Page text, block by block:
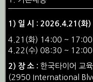
1) 일 시 : 2026.4.21(화
4.21(화) 14:00 ~ 17:00
4.22(수) 08:30 ~ 12:00
2) 장 소 : 한국타이어 교
(2950 International